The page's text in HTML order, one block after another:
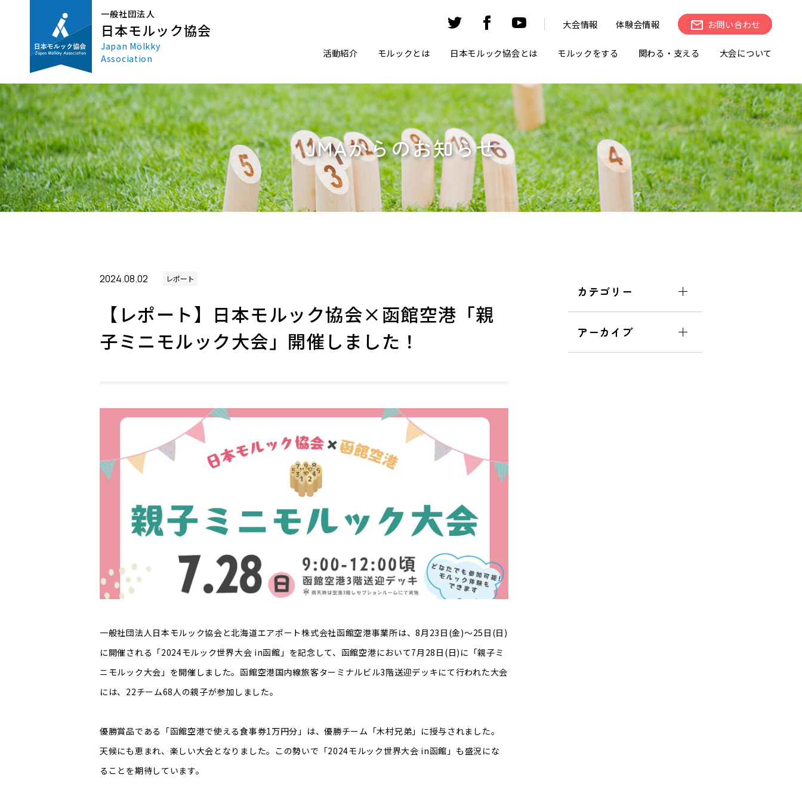
一般社団法人
日本モルック協会
Japan Mölkky
Association
大会情報 体験会情報 お問い合わせ
活動紹介 モルックとは 日本モルック協会とは モルックをする 関わる・支える 大会について
JMAからのお知らせ
2024.08.02 レポート
【レポート】日本モルック協会×函館空港「親
子ミニモルック大会」開催しました！
一般社団法人日本モルック協会と北海道エアポート株式会社函館空港事業所は、8月23日(金)～25日(日)
に開催される「2024モルック世界大会 in函館」を記念して、函館空港において7月28日(日)に「親子ミ
ニモルック大会」を開催しました。函館空港国内線旅客ターミナルビル3階送迎デッキにて行われた大会
には、22チーム68人の親子が参加しました。
優勝賞品である「函館空港で使える食事券1万円分」は、優勝チーム「木村兄弟」に授与されました。
天候にも恵まれ、楽しい大会となりました。この勢いで「2024モルック世界大会 in函館」も盛況にな
ることを期待しています。
カテゴリー
アーカイブ